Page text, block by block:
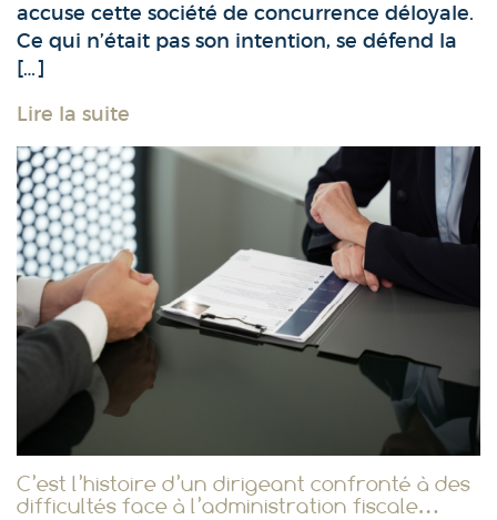
accuse cette société de concurrence déloyale.
Ce qui n’était pas son intention, se défend la
[…]
Lire la suite
C’est l’histoire d’un dirigeant confronté à des
difficultés face à l’administration fiscale…